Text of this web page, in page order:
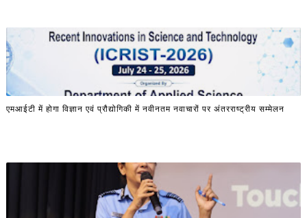
एमआईटी में होगा विज्ञान एवं प्रौद्योगिकी में नवीनतम नवाचारों पर अंतरराष्ट्रीय सम्मेलन